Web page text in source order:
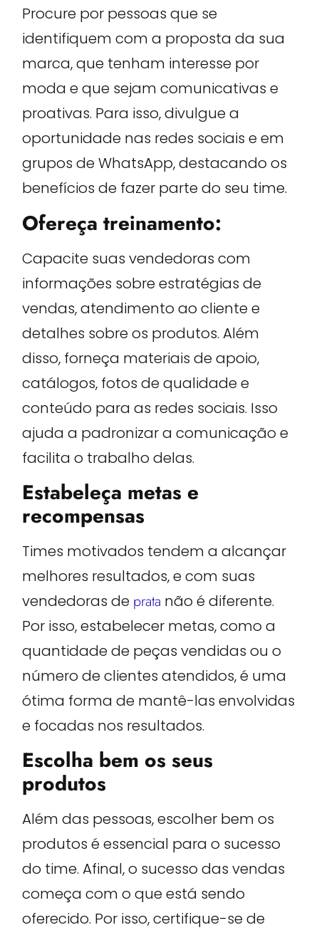
Procure por pessoas que se
identifiquem com a proposta da sua
marca, que tenham interesse por
moda e que sejam comunicativas e
proativas. Para isso, divulgue a
oportunidade nas redes sociais e em
grupos de WhatsApp, destacando os
benefícios de fazer parte do seu time.
Ofereça treinamento:
Capacite suas vendedoras com
informações sobre estratégias de
vendas, atendimento ao cliente e
detalhes sobre os produtos. Além
disso, forneça materiais de apoio,
catálogos, fotos de qualidade e
conteúdo para as redes sociais. Isso
ajuda a padronizar a comunicação e
facilita o trabalho delas.
Estabeleça metas e
recompensas
Times motivados tendem a alcançar
melhores resultados, e com suas
vendedoras de prata não é diferente.
Por isso, estabelecer metas, como a
quantidade de peças vendidas ou o
número de clientes atendidos, é uma
ótima forma de mantê-las envolvidas
e focadas nos resultados.
Escolha bem os seus
produtos
Além das pessoas, escolher bem os
produtos é essencial para o sucesso
do time. Afinal, o sucesso das vendas
começa com o que está sendo
oferecido. Por isso, certifique-se de